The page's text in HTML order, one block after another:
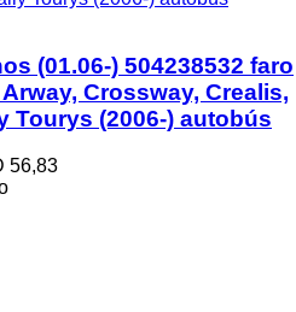
(01.06-) 504238532 faro
Crossway, Crealis,
Tourys (2006-) autobús
56,83